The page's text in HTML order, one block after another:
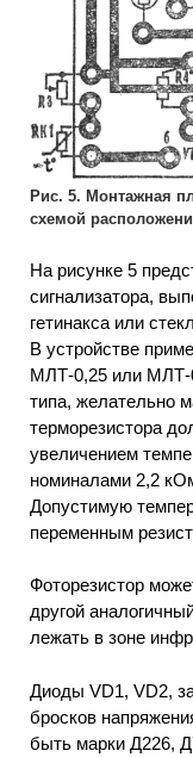
Рис. 5. Монтажная
схемой
На рисунке 5
сигнализатора,
гетинакса или
В устройстве
МЛТ-0,25 или МЛТ-
типа, желательно
терморезистора
увеличением
номиналами 2,2
Допустимую
переменным
Фоторезистор
другой
лежать в зоне
Диоды VD1, VD2,
бросков
быть марки Д226,